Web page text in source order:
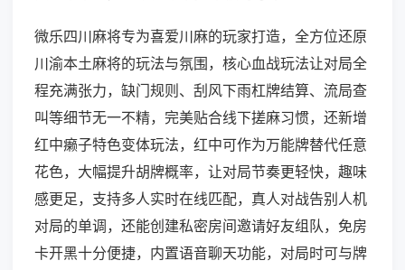
微乐四川麻将专为喜爱川麻的玩家打造，全方位还原
川渝本土麻将的玩法与氛围，核心血战玩法让对局全
程充满张力，缺门规则、刮风下雨杠牌结算、流局查
叫等细节无一不精，完美贴合线下搓麻习惯，还新增
红中癞子特色变体玩法，红中可作为万能牌替代任意
花色，大幅提升胡牌概率，让对局节奏更轻快，趣味
感更足，支持多人实时在线匹配，真人对战告别人机
对局的单调，还能创建私密房间邀请好友组队，免房
卡开黑十分便捷，内置语音聊天功能，对局时可与牌